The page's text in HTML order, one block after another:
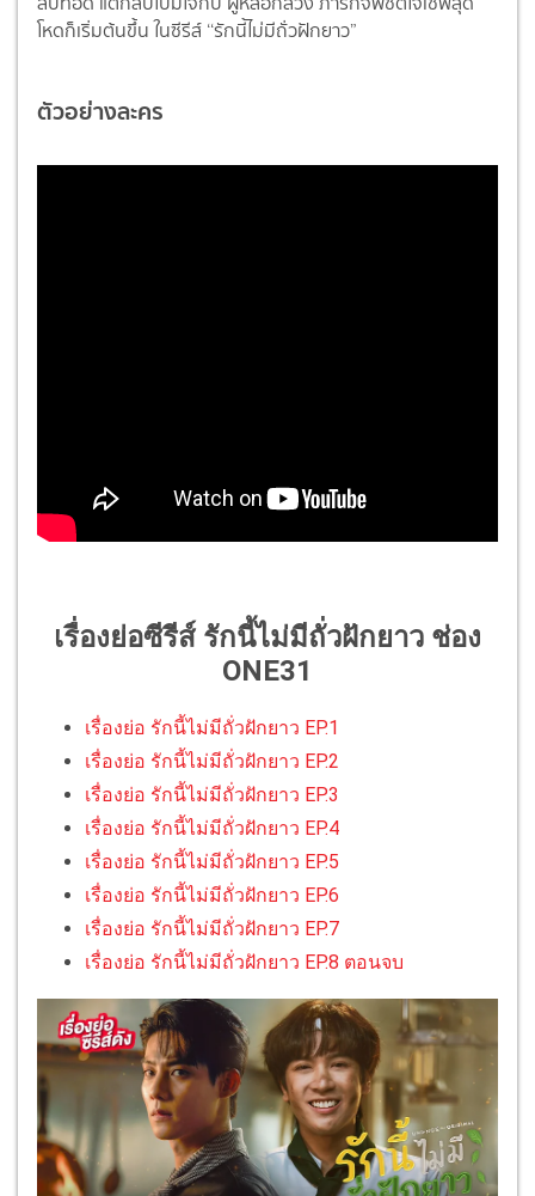
โหดก็เริ่มต้นขึ้น ในซีรีส์ ‘‘รักนี้ไม่มีถั่วฝักยาว”
ตัวอย่างละคร
เรื่องย่อซีรีส์ รักนี้ไม่มีถั่วฝักยาว ช่อง
ONE31
เรื่องย่อ รักนี้ไม่มีถั่วฝักยาว EP.1
เรื่องย่อ รักนี้ไม่มีถั่วฝักยาว EP.2
เรื่องย่อ รักนี้ไม่มีถั่วฝักยาว EP.3
เรื่องย่อ รักนี้ไม่มีถั่วฝักยาว EP.4
เรื่องย่อ รักนี้ไม่มีถั่วฝักยาว EP.5
เรื่องย่อ รักนี้ไม่มีถั่วฝักยาว EP.6
เรื่องย่อ รักนี้ไม่มีถั่วฝักยาว EP.7
เรื่องย่อ รักนี้ไม่มีถั่วฝักยาว EP.8 ตอนจบ